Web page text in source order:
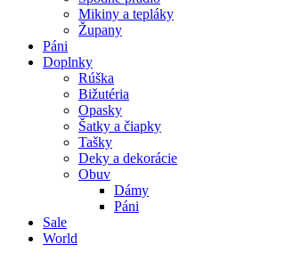
Mikiny a tepláky
Župany
Páni
Doplnky
Rúška
Bižutéria
Opasky
Šatky a čiapky
Tašky
Deky a dekorácie
Obuv
Dámy
Páni
Sale
World